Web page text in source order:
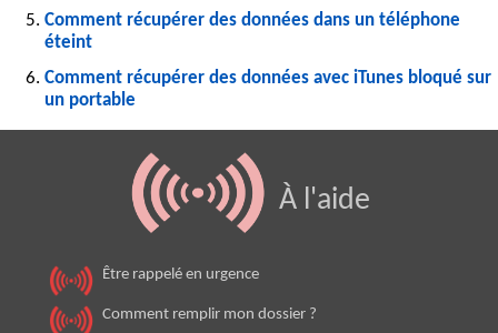
Comment récupérer des données dans un téléphone
éteint
Comment récupérer des données avec iTunes bloqué sur
un portable
À l'aide
Être rappelé en urgence
Comment remplir mon dossier ?